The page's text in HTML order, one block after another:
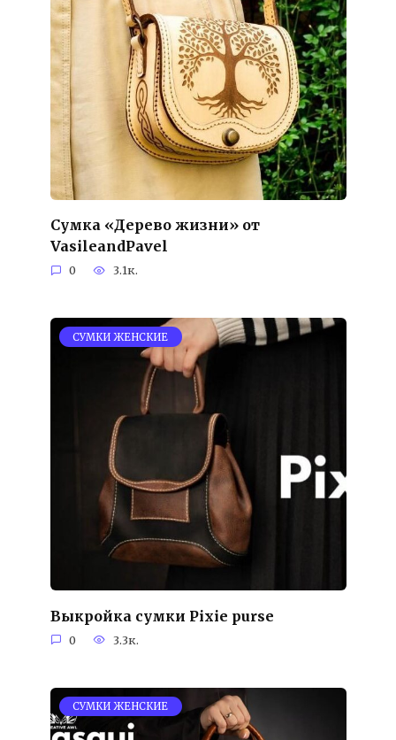
Сумка «Дерево жизни» от
VasileandPavel
0 3.1к.
СУМКИ ЖЕНСКИЕ
Выкройка сумки Pixie purse
0 3.3к.
СУМКИ ЖЕНСКИЕ